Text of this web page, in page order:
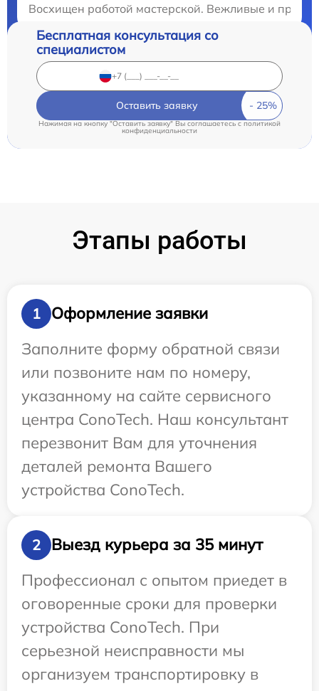
Восхищен работой мастерской. Вежливые и
Бесплатная консультация со
специалистом
Оставить заявку
Нажимая на кнопку "Оставить заявку" Вы соглашаетесь cполитикой
конфиденциальности
Этапы работы
1
Оформление заявки
Заполните форму обратной связи
или позвоните нам по номеру,
указанному на сайте сервисного
центра ConoTech. Наш консультант
перезвонит Вам для уточнения
деталей ремонта Вашего
устройства ConoTech.
2
Выезд курьера за 35 минут
Профессионал с опытом приедет в
оговоренные сроки для проверки
устройства ConoTech. При
серьезной неисправности мы
организуем транспортировку в